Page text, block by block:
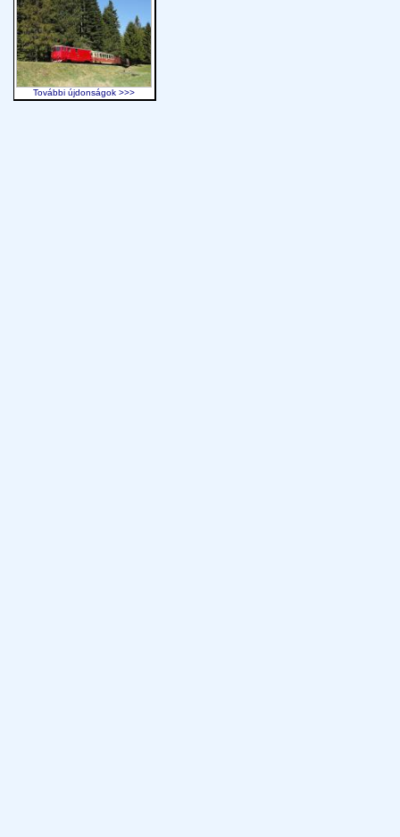
További újdonságok >>>